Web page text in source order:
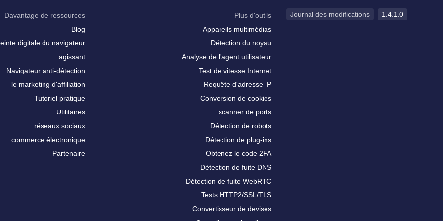
Davantage de ressources
Blog
digitale du navigateur
agissant
Navigateur anti-détection
le marketing d'affiliation
Tutoriel pratique
Utilitaires
réseaux sociaux
commerce électronique
Partenaire
Plus d'outils
Appareils multimédias
Détection du noyau
Analyse de l'agent utilisateur
Test de vitesse Internet
Requête d'adresse IP
Conversion de cookies
scanner de ports
Détection de robots
Détection de plug-ins
Obtenez le code 2FA
Détection de fuite DNS
Détection de fuite WebRTC
Tests HTTP2/SSL/TLS
Convertisseur de devises
Journal des modifications 1.4.1.0